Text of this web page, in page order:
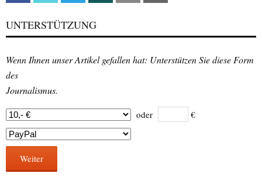
UNTERSTÜTZUNG
Wenn Ihnen unser Artikel gefallen hat: Unterstützen Sie diese Form
des
Journalismus.
oder €
Weiter